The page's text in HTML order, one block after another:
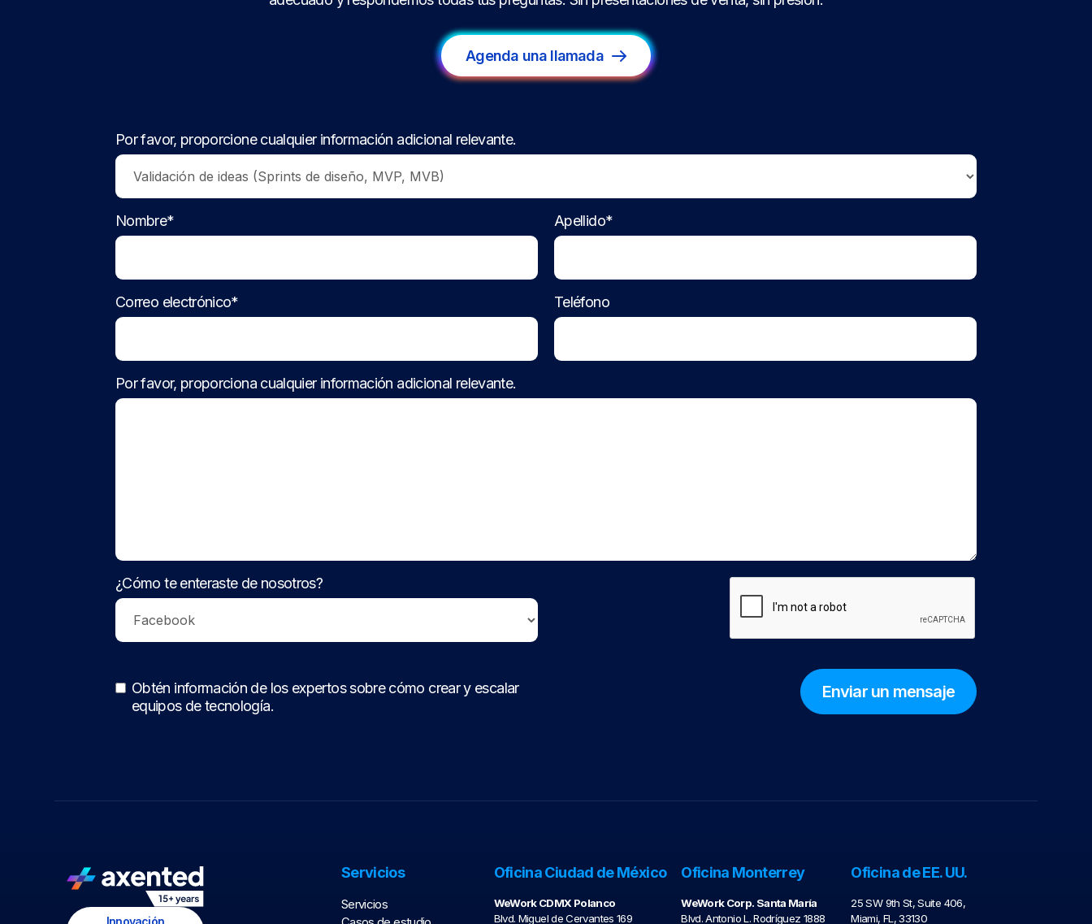
Agenda una llamada
Por favor, proporcione cualquier información adicional relevante.
Nombre* Apellido*
Correo electrónico* Teléfono
Por favor, proporciona cualquier información adicional relevante.
¿Cómo te enteraste de nosotros?
Obtén información de los expertos sobre cómo crear y escalar
equipos de tecnología.
Innovación
Servicios
Servicios
Oficina Ciudad de México
WeWork CDMX Polanco
Blvd. Miguel de Cervantes 169
Oficina Monterrey
WeWork Corp. Santa María
Blvd. Antonio L. Rodríguez 1888
Oficina de EE. UU.
25 SW 9th St, Suite 406,
Miami, FL, 33130